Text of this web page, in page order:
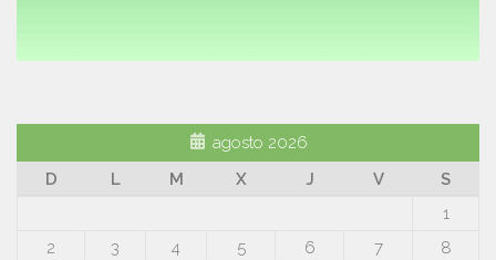
agosto 2026
D
L M X J V
S
1
2
3 4 5 6 7
8